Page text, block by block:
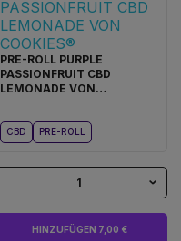
PRE-ROLL PURPLE
PASSIONFRUIT CBD
LEMONADE VON
CBD PRE-ROLL
1
HINZUFÜGEN 7,00 €